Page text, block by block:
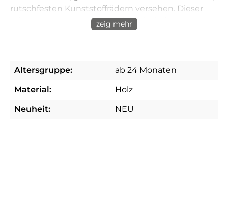
rutschfesten Kunststoffrädern versehen. Dieser
robuste Lastwagen lässt sich leicht in jeden
Blockspielbereich integrieren, um das dramatische
zeig mehr
Altersgruppe:
ab 24 Monaten
Material:
Holz
Neuheit:
NEU